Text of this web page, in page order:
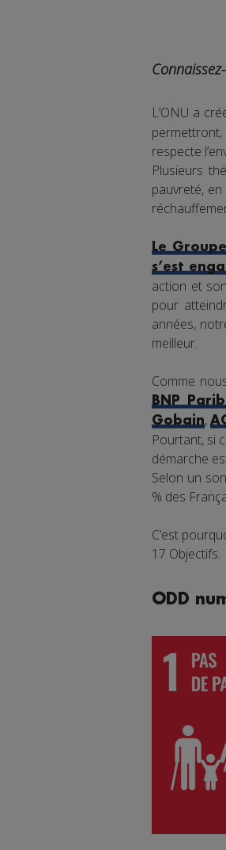
L’ONU a
respecte
Plusieurs
pauvreté,
Le
s’est
action et
pour
années,
meilleur.
Comme
BNP
Gobain,
Pourtant, si
démarche
Selon un
% des
C’est
17 Objectifs.
ODD